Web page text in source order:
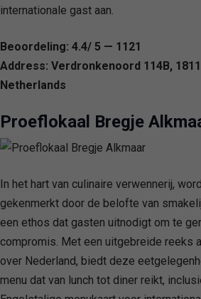
internationale gast aan.
Beoordeling: 4.4/ 5 — 1121
Address: Verdronkenoord 114B,
Netherlands
Proeflokaal Bregje
In het hart van culinaire verwennerij,
gekenmerkt door de belofte van
een ethos dat gasten uitnodigt om te
compromis. Met een uitgebreide reeks
over Nederland, biedt deze
menu dat van lunch tot diner reikt,